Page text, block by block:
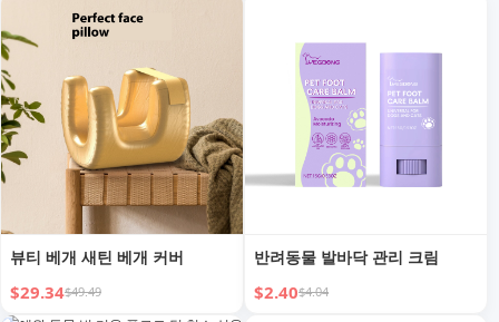
뷰티 베개 새틴 베개 커버
$29.34$49.49
반려동물 발바닥 관리 크림
$2.40$4.04